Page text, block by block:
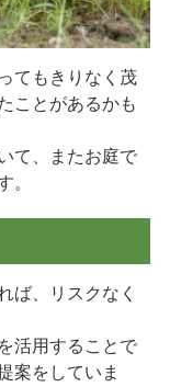
1/3を除く）
/ 新宿区 / 文京
区 / 大田区 / 世田
区 / 荒川区 / 板橋
てもきりなく茂
ことがあるかも
て、またお庭で
。
ば、リスクなく
活用することで
案をしていま